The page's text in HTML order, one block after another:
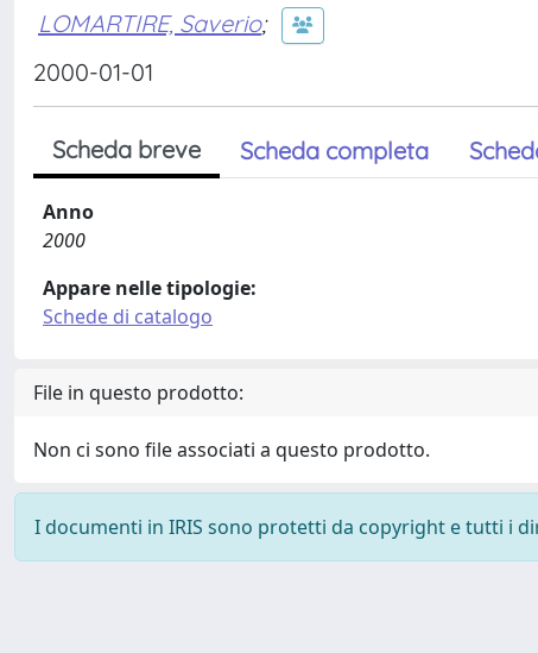
LOMARTIRE, Saverio;
2000-01-01
Scheda breve Scheda completa
Anno
2000
Appare nelle tipologie:
Schede di catalogo
File in questo prodotto:
Non ci sono file associati a questo prodotto.
I documenti in IRIS sono protetti da copyright e tutti i